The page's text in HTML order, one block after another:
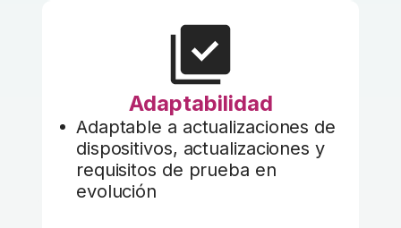
Adaptabilidad
Adaptable a actualizaciones de
dispositivos, actualizaciones y
requisitos de prueba en
evolución